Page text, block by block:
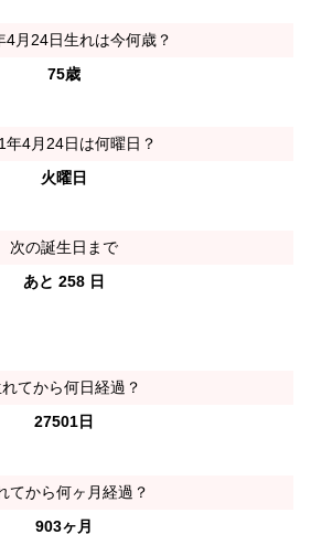
4月24日生れは今何歳？
75歳
年4月24日は何曜日？
火曜日
次の誕生日まで
あと 258 日
てから何日経過？
27501日
てから何ヶ月経過？
903ヶ月